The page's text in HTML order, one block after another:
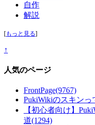
自作
解説
[もっと見る]
↑
人気のページ
FrontPage(9767)
PukiWikiのスキン
【初心者向け】
道(1294)